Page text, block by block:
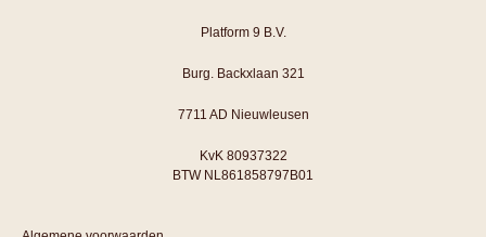
Platform 9 B.V.
Burg. Backxlaan 321
7711 AD Nieuwleusen
KvK 80937322
BTW NL861858797B01